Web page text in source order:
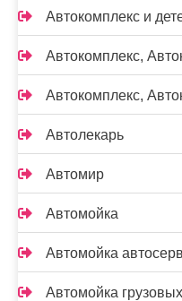
Автокомплекс и
Автокомплекс,
Автокомплекс,
Автолекарь
Автомир
Автомойка
Автомойка
Автомойка